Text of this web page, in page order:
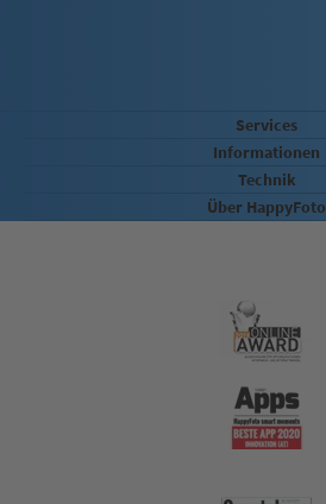
Services
Informationen
Technik
Über HappyFoto